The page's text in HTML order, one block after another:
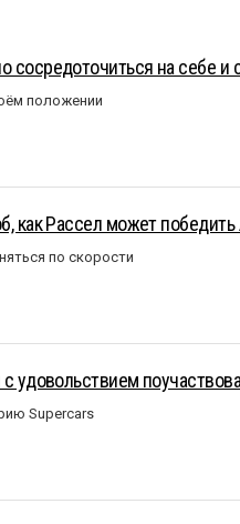
на себе и
положении
как Рассел может
по скорости
Supercars